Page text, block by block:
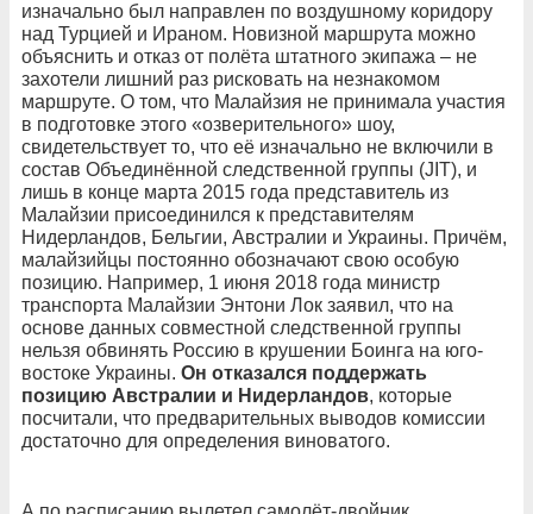
изначально был направлен по воздушному коридору
над Турцией и Ираном. Новизной маршрута можно
объяснить и отказ от полёта штатного экипажа – не
захотели лишний раз рисковать на незнакомом
маршруте. О том, что Малайзия не принимала участия
в подготовке этого «озверительного» шоу,
свидетельствует то, что её изначально не включили в
состав Объединённой следственной группы (JIT), и
лишь в конце марта 2015 года представитель из
Малайзии присоединился к представителям
Нидерландов, Бельгии, Австралии и Украины. Причём,
малайзийцы постоянно обозначают свою особую
позицию. Например, 1 июня 2018 года министр
транспорта Малайзии Энтони Лок заявил, что на
основе данных совместной следственной группы
нельзя обвинять Россию в крушении Боинга на юго-
востоке Украины. Он отказался поддержать
позицию Австралии и Нидерландов, которые
посчитали, что предварительных выводов комиссии
достаточно для определения виноватого.